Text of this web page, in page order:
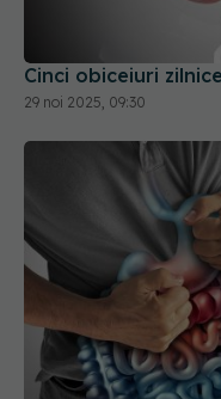
Cinci obiceiuri
29 noi 2025, 09:30